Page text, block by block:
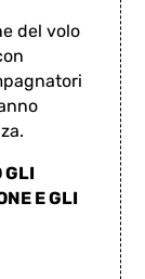
del volo
GLI
E GLI